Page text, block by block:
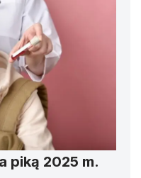
piką 2025 m.